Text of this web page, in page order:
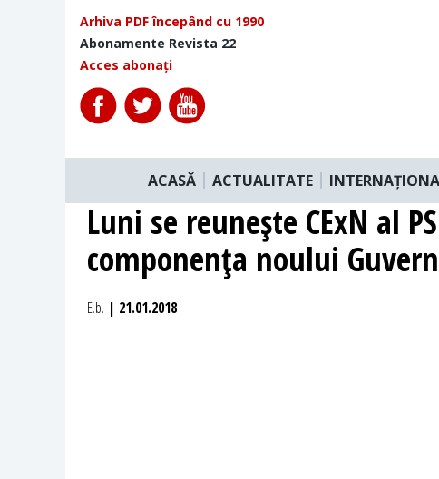
Arhiva PDF începând cu 1990
Abonamente Revista 22
Acces abonați
ACASĂ ACTUALITATE
Luni se reuneşte CExN al
componenţa noului Guvern
E.b. | 21.01.2018